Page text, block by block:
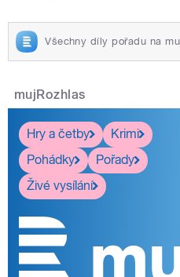
Všechny díly pořadu na
mujRozhlas
Hry a četby
Krimi
Pohádky
Pořady
Živé vysílání